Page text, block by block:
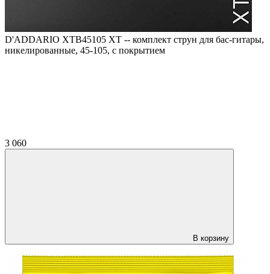
D'ADDARIO XTB45105 XT -- комплект струн для бас-гитары,
никелированные, 45-105, с покрытием
3 060
В корзину